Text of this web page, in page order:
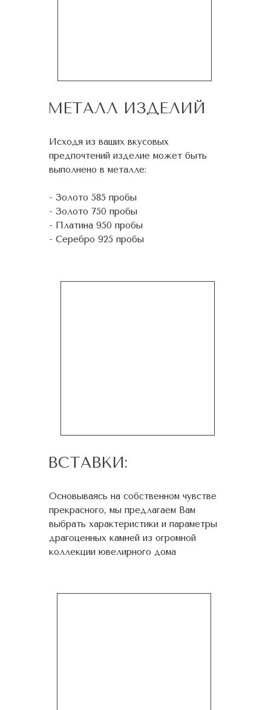
МЕТАЛЛ ИЗДЕЛИЙ
Исходя из ваших вкусовых
предпочтений изделие может быть
выполнено в металле:
- Золото 585 пробы
- Золото 750 пробы
- Платина 950 пробы
- Серебро 925 пробы
ВСТАВКИ:
Основываясь на собственном чувстве
прекрасного, мы предлагаем Вам
выбрать характеристики и параметры
драгоценных камней из огромной
коллекции ювелирного дома